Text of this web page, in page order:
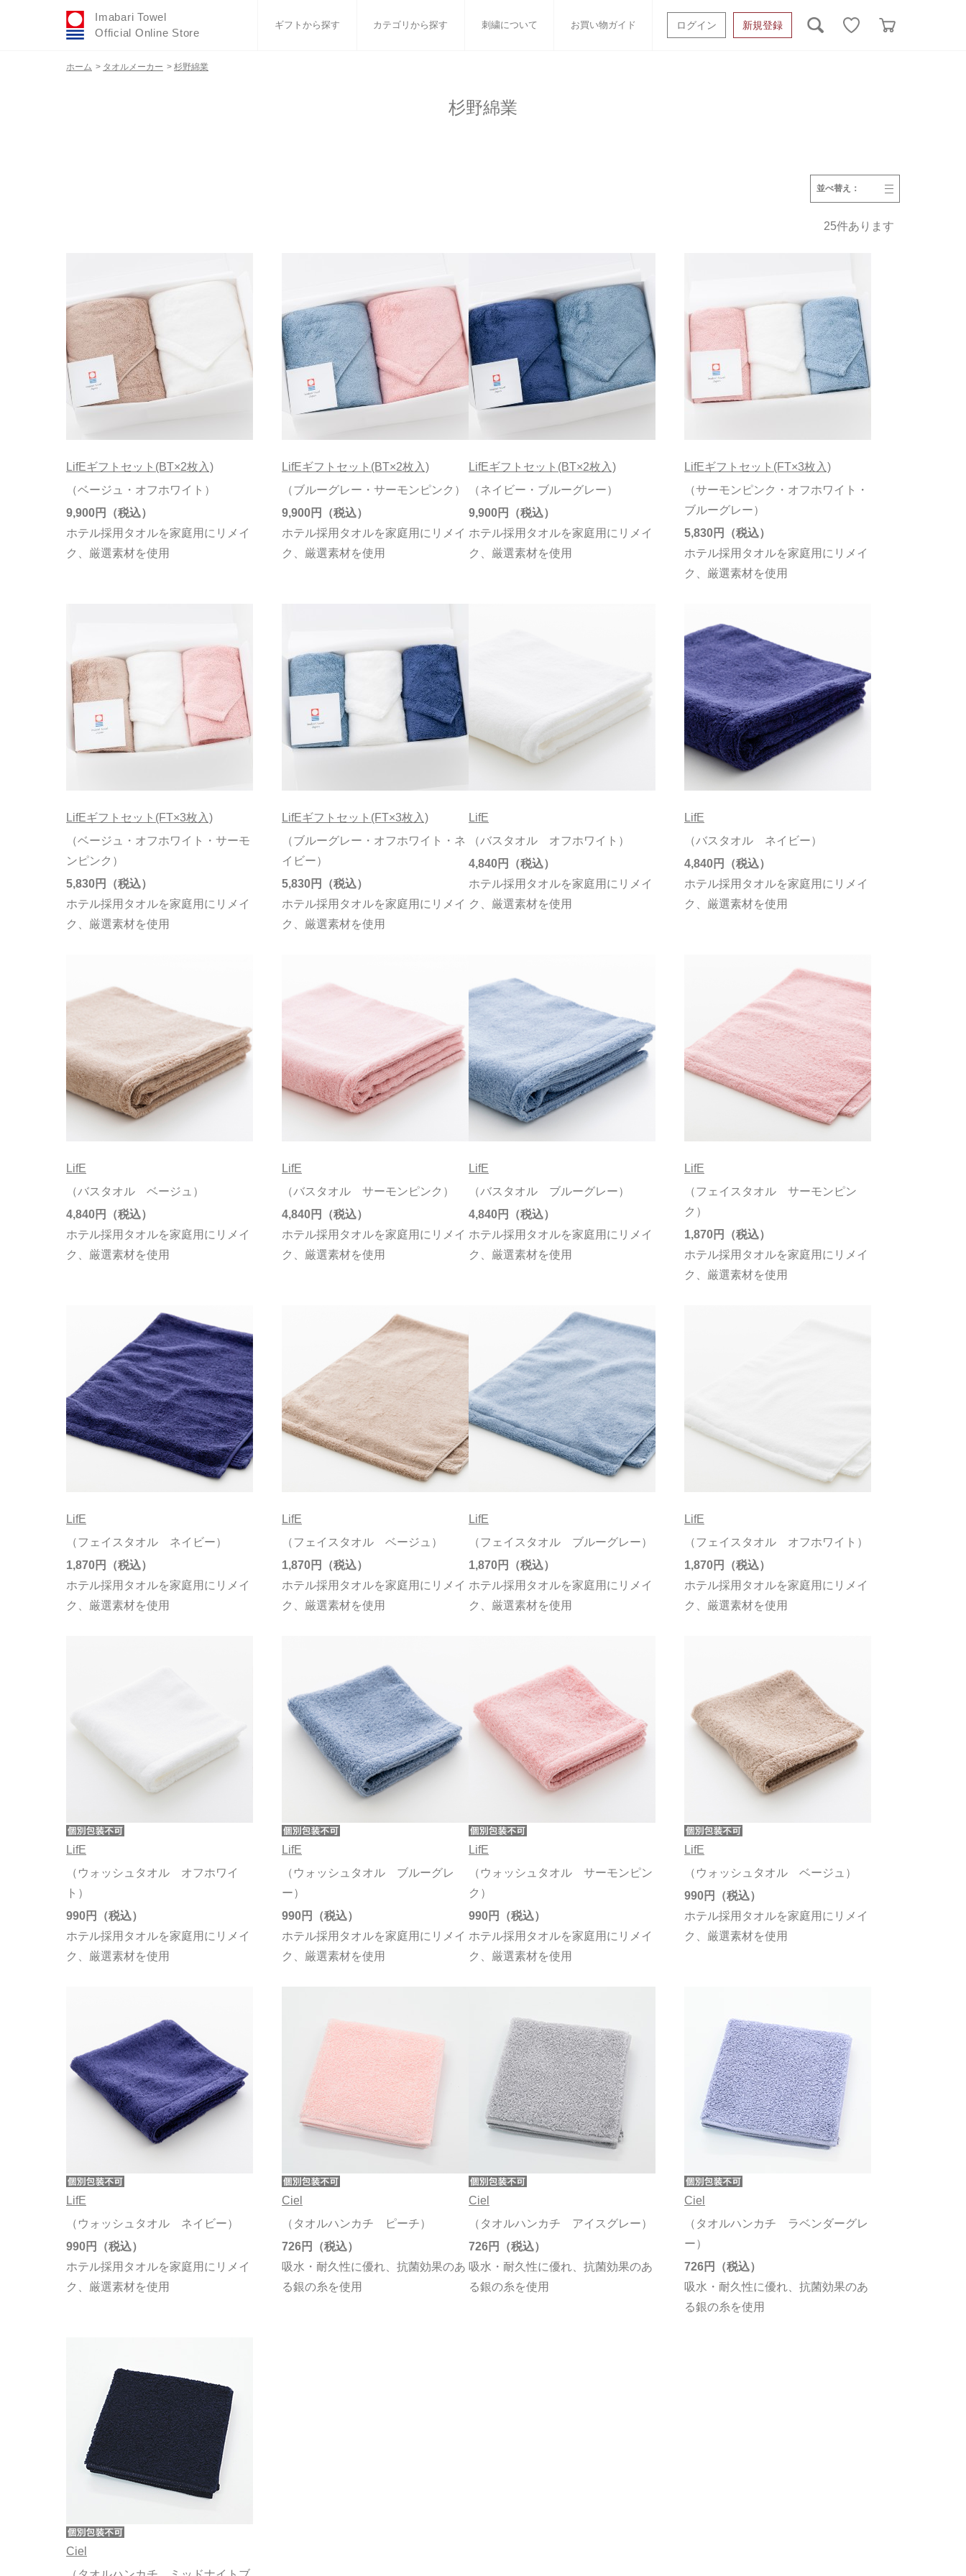
Imabari Towel
Official Online Store
ギフトから探す カテゴリから探す 刺繍について お買い物ガイド ログイン 新規登録
ホーム > タオルメーカー > 杉野綿業
杉野綿業
並べ替え：
25件あります
LifEギフトセット(BT×2枚入)
（ベージュ・オフホワイト）
ホテル採用タオルを家庭用にリメイ
ク、厳選素材を使用
9,900円
LifEギフトセット(BT×2枚入)
（ブルーグレー・サーモンピンク）
ホテル採用タオルを家庭用にリメイ
ク、厳選素材を使用
9,900円
LifEギフトセット(BT×2枚入)
（ネイビー・ブルーグレー）
ホテル採用タオルを家庭用にリメイ
ク、厳選素材を使用
9,900円
LifEギフトセット(FT×3枚入)
（サーモンピンク・オフホワイト・
ブルーグレー）
ホテル採用タオルを家庭用にリメイ
ク、厳選素材を使用
5,830円
LifEギフトセット(FT×3枚入)
（ベージュ・オフホワイト・サーモ
ンピンク）
ホテル採用タオルを家庭用にリメイ
ク、厳選素材を使用
5,830円
LifEギフトセット(FT×3枚入)
（ブルーグレー・オフホワイト・ネ
イビー）
ホテル採用タオルを家庭用にリメイ
ク、厳選素材を使用
5,830円
LifE
（バスタオル オフホワイト）
ホテル採用タオルを家庭用にリメイ
ク、厳選素材を使用
4,840円
LifE
（バスタオル ネイビー）
ホテル採用タオルを家庭用にリメイ
ク、厳選素材を使用
4,840円
LifE
（バスタオル ベージュ）
ホテル採用タオルを家庭用にリメイ
ク、厳選素材を使用
4,840円
LifE
（バスタオル サーモンピンク）
ホテル採用タオルを家庭用にリメイ
ク、厳選素材を使用
4,840円
LifE
（バスタオル ブルーグレー）
ホテル採用タオルを家庭用にリメイ
ク、厳選素材を使用
4,840円
LifE
（フェイスタオル サーモンピン
ク）
ホテル採用タオルを家庭用にリメイ
ク、厳選素材を使用
1,870円
LifE
（フェイスタオル ネイビー）
ホテル採用タオルを家庭用にリメイ
ク、厳選素材を使用
1,870円
LifE
（フェイスタオル ベージュ）
ホテル採用タオルを家庭用にリメイ
ク、厳選素材を使用
1,870円
LifE
（フェイスタオル ブルーグレー）
ホテル採用タオルを家庭用にリメイ
ク、厳選素材を使用
1,870円
LifE
（フェイスタオル オフホワイト）
ホテル採用タオルを家庭用にリメイ
ク、厳選素材を使用
1,870円
LifE
（ウォッシュタオル オフホワイ
ト）
ホテル採用タオルを家庭用にリメイ
ク、厳選素材を使用
990円
LifE
（ウォッシュタオル ブルーグレ
ー）
ホテル採用タオルを家庭用にリメイ
ク、厳選素材を使用
990円
LifE
（ウォッシュタオル サーモンピン
ク）
ホテル採用タオルを家庭用にリメイ
ク、厳選素材を使用
990円
LifE
（ウォッシュタオル ベージュ）
ホテル採用タオルを家庭用にリメイ
ク、厳選素材を使用
990円
LifE
（ウォッシュタオル ネイビー）
ホテル採用タオルを家庭用にリメイ
ク、厳選素材を使用
990円
Ciel
（タオルハンカチ ピーチ）
吸水・耐久性に優れ、抗菌効果のあ
る銀の糸を使用
726円
Ciel
（タオルハンカチ アイスグレー）
吸水・耐久性に優れ、抗菌効果のあ
る銀の糸を使用
726円
Ciel
（タオルハンカチ ラベンダーグレ
ー）
吸水・耐久性に優れ、抗菌効果のあ
る銀の糸を使用
726円
Ciel